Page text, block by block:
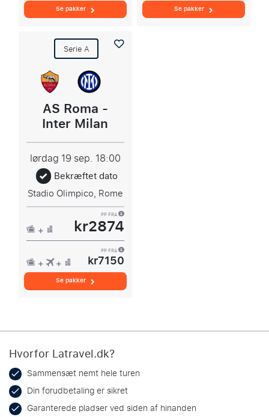
Se pakker Se pakker
Serie A
AS Roma -
Inter Milan
lørdag 19 sep. 18:00
Bekræftet dato
Stadio Olimpico, Rome
PP FRA
kr2874
PP FRA
kr7150
Se pakker
Hvorfor Latravel.dk?
Sammensæt nemt hele turen
Din forudbetaling er sikret
Garanterede pladser ved siden af hinanden